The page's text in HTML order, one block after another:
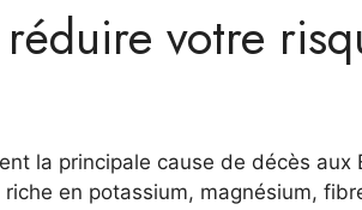
votre
la principale cause de décès
riche en potassium, magnésium,